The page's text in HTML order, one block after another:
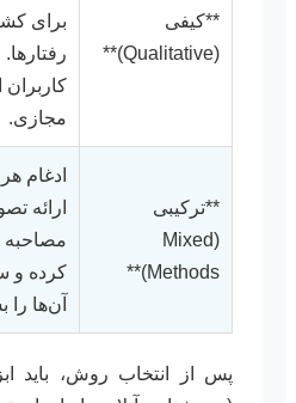
**کیفی
برای
کاربران
مجازی.
**ترکیبی
(Mixed
Methods)**
ادغام
ارائه
مصاحبه
کرده و
آن‌ها را
پس از انتخاب روش، باید